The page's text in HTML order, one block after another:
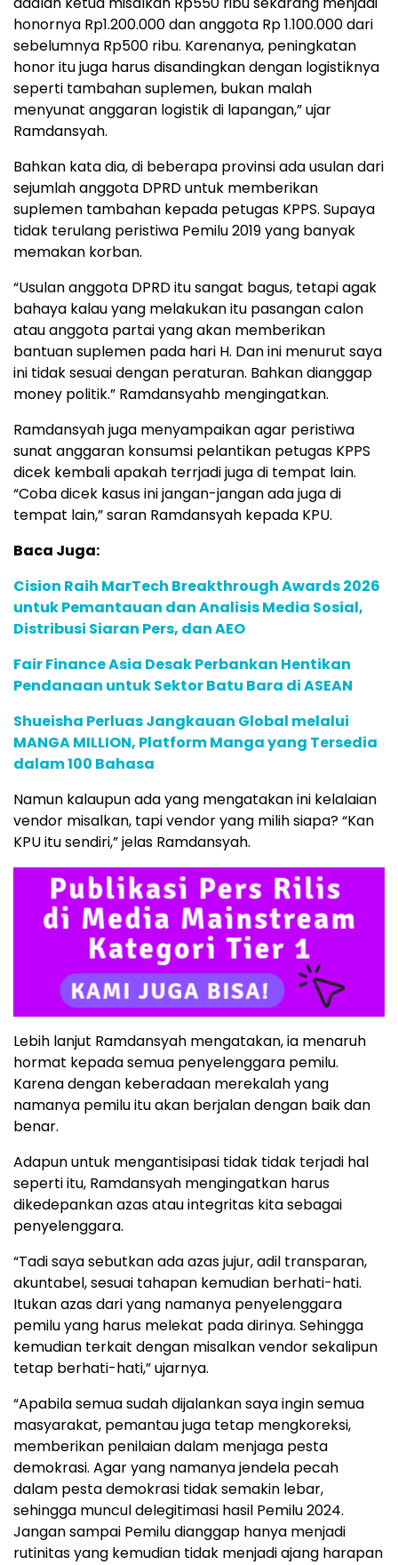
honornya Rp1.200.000 dan anggota Rp 1.100.000 dari
sebelumnya Rp500 ribu. Karenanya, peningkatan
honor itu juga harus disandingkan dengan logistiknya
seperti tambahan suplemen, bukan malah
menyunat anggaran logistik di lapangan,” ujar
Ramdansyah.
Bahkan kata dia, di beberapa provinsi ada usulan dari
sejumlah anggota DPRD untuk memberikan
suplemen tambahan kepada petugas KPPS. Supaya
tidak terulang peristiwa Pemilu 2019 yang banyak
memakan korban.
“Usulan anggota DPRD itu sangat bagus, tetapi agak
bahaya kalau yang melakukan itu pasangan calon
atau anggota partai yang akan memberikan
bantuan suplemen pada hari H. Dan ini menurut saya
ini tidak sesuai dengan peraturan. Bahkan dianggap
money politik.” Ramdansyahb mengingatkan.
Ramdansyah juga menyampaikan agar peristiwa
sunat anggaran konsumsi pelantikan petugas KPPS
dicek kembali apakah terrjadi juga di tempat lain.
“Coba dicek kasus ini jangan-jangan ada juga di
tempat lain,” saran Ramdansyah kepada KPU.
Baca Juga:
Cision Raih MarTech Breakthrough Awards 2026
untuk Pemantauan dan Analisis Media Sosial,
Distribusi Siaran Pers, dan AEO
Fair Finance Asia Desak Perbankan Hentikan
Pendanaan untuk Sektor Batu Bara di ASEAN
Shueisha Perluas Jangkauan Global melalui
MANGA MILLION, Platform Manga yang Tersedia
dalam 100 Bahasa
Namun kalaupun ada yang mengatakan ini kelalaian
vendor misalkan, tapi vendor yang milih siapa? “Kan
KPU itu sendiri,” jelas Ramdansyah.
Lebih lanjut Ramdansyah mengatakan, ia menaruh
hormat kepada semua penyelenggara pemilu.
Karena dengan keberadaan merekalah yang
namanya pemilu itu akan berjalan dengan baik dan
benar.
Adapun untuk mengantisipasi tidak tidak terjadi hal
seperti itu, Ramdansyah mengingatkan harus
dikedepankan azas atau integritas kita sebagai
penyelenggara.
“Tadi saya sebutkan ada azas jujur, adil transparan,
akuntabel, sesuai tahapan kemudian berhati-hati.
Itukan azas dari yang namanya penyelenggara
pemilu yang harus melekat pada dirinya. Sehingga
kemudian terkait dengan misalkan vendor sekalipun
tetap berhati-hati,” ujarnya.
“Apabila semua sudah dijalankan saya ingin semua
masyarakat, pemantau juga tetap mengkoreksi,
memberikan penilaian dalam menjaga pesta
demokrasi. Agar yang namanya jendela pecah
dalam pesta demokrasi tidak semakin lebar,
sehingga muncul delegitimasi hasil Pemilu 2024.
Jangan sampai Pemilu dianggap hanya menjadi
rutinitas yang kemudian tidak menjadi ajang harapan